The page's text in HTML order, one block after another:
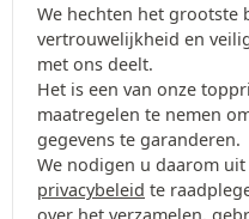
We hechten het grootste
vertrouwelijkheid en
met ons deelt.
Het is een van onze
maatregelen te nemen
gegevens te garanderen.
We nodigen u daarom
privacybeleid te